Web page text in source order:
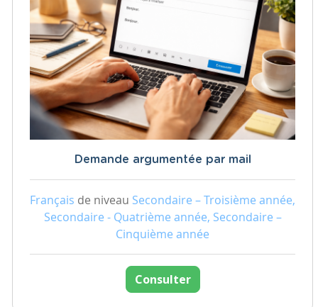
Demande argumentée par mail
Français de niveau Secondaire – Troisième année,
Secondaire - Quatrième année, Secondaire –
Cinquième année
Consulter